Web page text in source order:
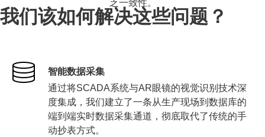
乏一致性。
我们该如何解决这些问题？
智能数据采集
通过将SCADA系统与AR眼镜的视觉识别技术深
度集成，我们建立了一条从生产现场到数据库的
端到端实时数据采集通道，彻底取代了传统的手
动抄表方式。